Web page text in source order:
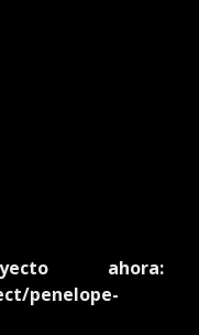
ahora:
penelope-